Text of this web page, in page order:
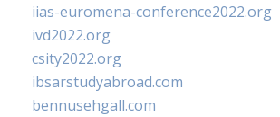
iias-euromena-conference2022.org
ivd2022.org
csity2022.org
ibsarstudyabroad.com
bennusehgall.com